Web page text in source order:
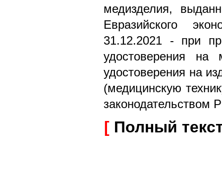
медизделия,
Евразийского
31.12.2021 - при
удостоверения на
удостоверения на
(медицинскую
законодательством
[ Полный